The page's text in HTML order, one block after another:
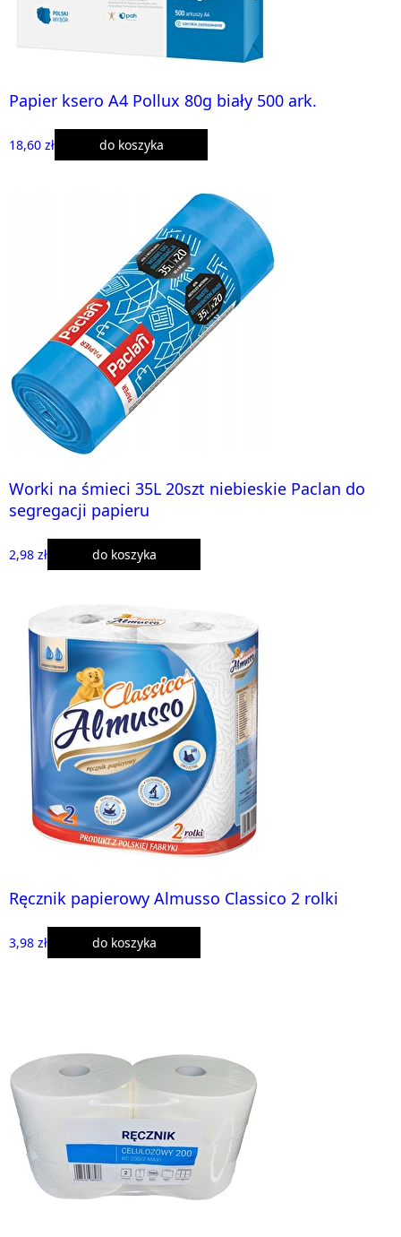
Papier ksero A4 Pollux 80g biały 500 ark.
18,60 zł do koszyka
Worki na śmieci 35L 20szt niebieskie Paclan do
segregacji papieru
2,98 zł do koszyka
Ręcznik papierowy Almusso Classico 2 rolki
3,98 zł do koszyka